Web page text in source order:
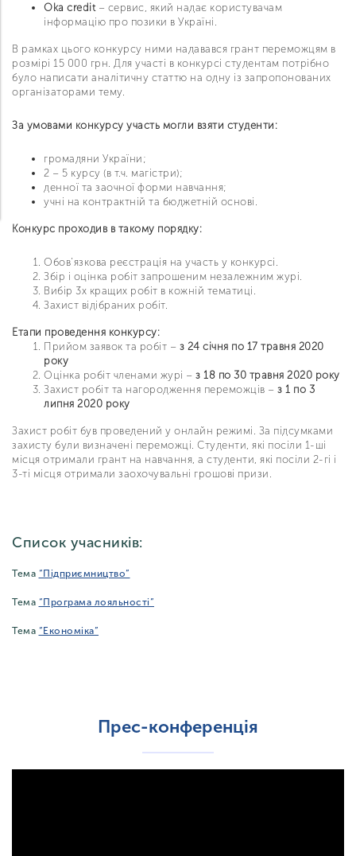
Oka credit – сервис, який надає користувачам
інформацію про позики в Україні.
В рамках цього конкурсу ними надавався грант переможцям в
розмірі 15 000 грн. Для участі в конкурсі студентам потрібно
було написати аналітичну статтю на одну із запропонованих
організаторами тему.
За умовами конкурсу участь могли взяти студенти:
громадяни України;
2 – 5 курсу (в т.ч. магістри);
денної та заочної форми навчання;
учні на контрактній та бюджетній основі.
Конкурс проходив в такому порядку:
Обов’язкова реєстрація на участь у конкурсі.
Збір і оцінка робіт запрошеним незалежним журі.
Вибір 3х кращих робіт в кожній тематиці.
Захист відібраних робіт.
Етапи проведення конкурсу:
Прийом заявок та робіт – з 24 сiчня по 17 травня 2020
року
Оцінка робіт членами журі – з 18 по 30 травня 2020 року
Захист робіт та нагородження переможців – з 1 по 3
липня 2020 року
Захист робіт був проведений у онлайн режимі. За підсумками
захисту були визначені переможці. Студенти, які посіли 1-ші
місця отримали грант на навчання, а студенти, які посіли 2-гі і
3-ті місця отримали заохочувальні грошові призи.
Список учасників:
Тема “Підприємництво”
Тема “Програма лояльності”
Тема “Економіка”
Прес-конференція